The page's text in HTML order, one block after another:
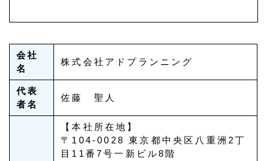
会社
名
株式会社アドプランニング
代表
者名
佐藤 聖人
【本社所在地】
〒104-0028 東京都中央区八重洲2丁
目11番7号一新ビル8階